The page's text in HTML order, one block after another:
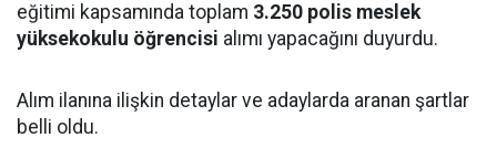
eğitimi kapsamında toplam 3.250 polis meslek
yüksekokulu öğrencisi alımı yapacağını duyurdu.
Alım ilanına ilişkin detaylar ve adaylarda aranan şartlar
belli oldu.